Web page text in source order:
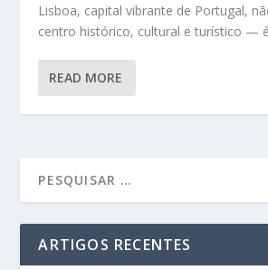
Lisboa, capital vibrante de Portugal,
centro histórico, cultural e turístico —
READ MORE
ARTIGOS RECENTES